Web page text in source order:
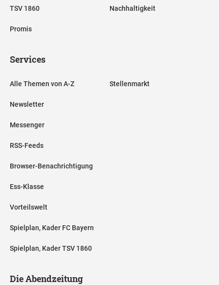
TSV 1860
Promis
Nachhaltigkeit
Services
Alle Themen von A-Z
Newsletter
Messenger
RSS-Feeds
Browser-Benachrichtigung
Ess-Klasse
Vorteilswelt
Spielplan, Kader FC Bayern
Spielplan, Kader TSV 1860
Stellenmarkt
Die Abendzeitung